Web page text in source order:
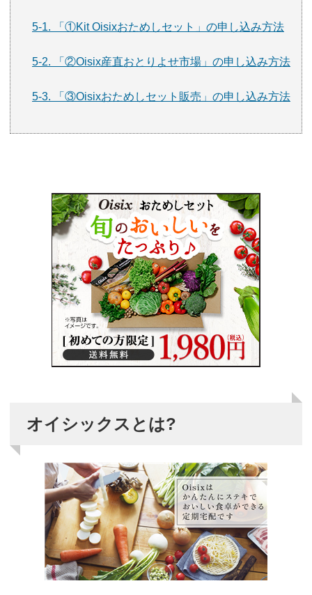
5-1. 「①Kit Oisixおためしセット」の申し込み方法
5-2. 「②Oisix産直おとりよせ市場」の申し込み方法
5-3. 「③Oisixおためしセット販売」の申し込み方法
オイシックスとは?